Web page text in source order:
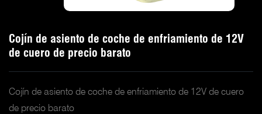
Cojín de asiento de coche de enfriamiento de 12V
de cuero de precio barato
Cojín de asiento de coche de enfriamiento de 12V de cuero
de precio barato